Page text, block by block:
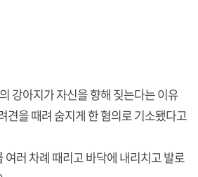
강아지가 자신을 향해 짖는다는 이유
견을 때려 숨지게 한 혐의로 기소됐다고
여러 차례 때리고 바닥에 내리치고 발로